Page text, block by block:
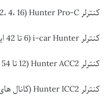
کنترلر Hunter Pro-C (12، 4، 16 ایستگاه)
کنترلر i-car Hunter (6 تا 42 ایستگاه)
کنترلر Hunter ACC2 (12 تا 54 ایستگاه)
کنترلر Hunter ICC2 (کانال های 8 تا 54)